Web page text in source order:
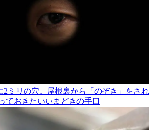
2ミリの穴。屋根裏から「のぞき」をされ
ておきたいいまどきの手口